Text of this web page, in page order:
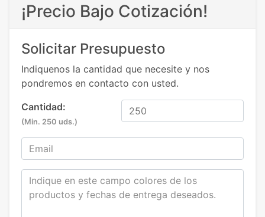
¡Precio Bajo Cotización!
Solicitar Presupuesto
Indiquenos la cantidad que necesite y nos
pondremos en contacto con usted.
Cantidad:
(Min. 250 uds.)